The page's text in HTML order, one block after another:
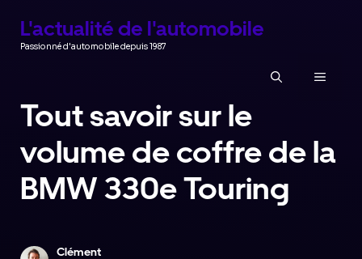
L'actualité de l'automobile
Passionné d'automobile depuis 1987
MENU
Tout savoir sur le
volume de coffre de la
BMW 330e Touring
Clément